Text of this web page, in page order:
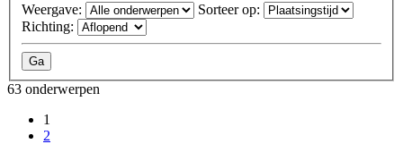
Weergave:
Sorteer op:
Richting:
63 onderwerpen
1
2